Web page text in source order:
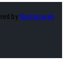
by Nuntiusweb